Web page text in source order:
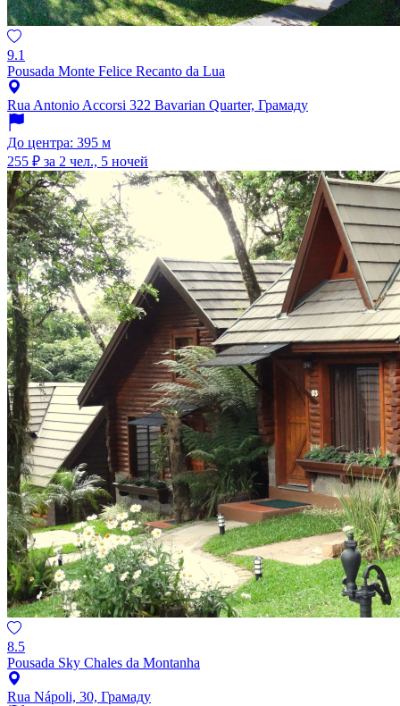
9.1
Pousada Monte Felice Recanto da Lua
Rua Antonio Accorsi 322 Bavarian Quarter, Грамаду
До центра: 395 м
255 ₽ за 2 чел., 5 ночей
8.5
Pousada Sky Chales da Montanha
Rua Nápoli, 30, Грамаду